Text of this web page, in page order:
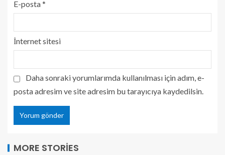
E-posta*
İnternet sitesi
Daha sonraki yorumlarımda kullanılması için adım, e-
posta adresim ve site adresim bu tarayıcıya kaydedilsin.
MORE STORIES